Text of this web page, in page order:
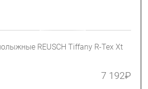
REUSCH Tiffany R-Tex Xt
7 192₽